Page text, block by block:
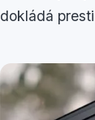
dokládá